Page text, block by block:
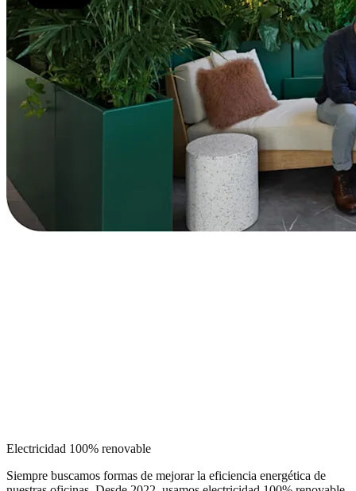
Electricidad 100% renovable
Siempre buscamos formas de mejorar la eficiencia energética de